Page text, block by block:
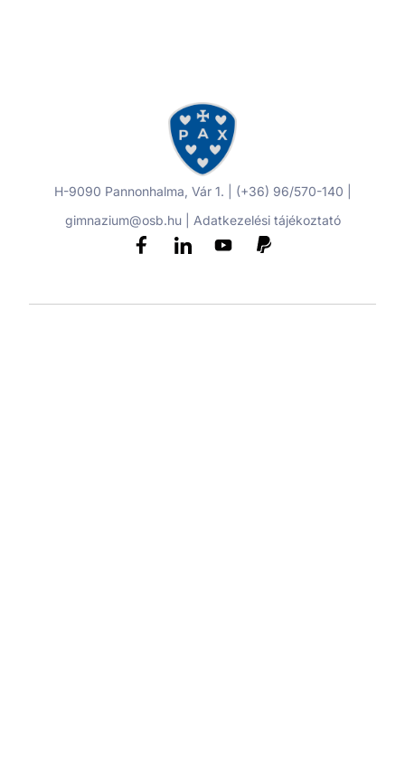
H-9090 Pannonhalma, Vár 1. | (+36) 96/570-140 |
gimnazium@osb.hu | Adatkezelési tájékoztató